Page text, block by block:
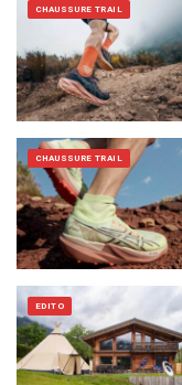
CHAUSSURE TRAIL
CHAUSSURE TRAIL
EDITO